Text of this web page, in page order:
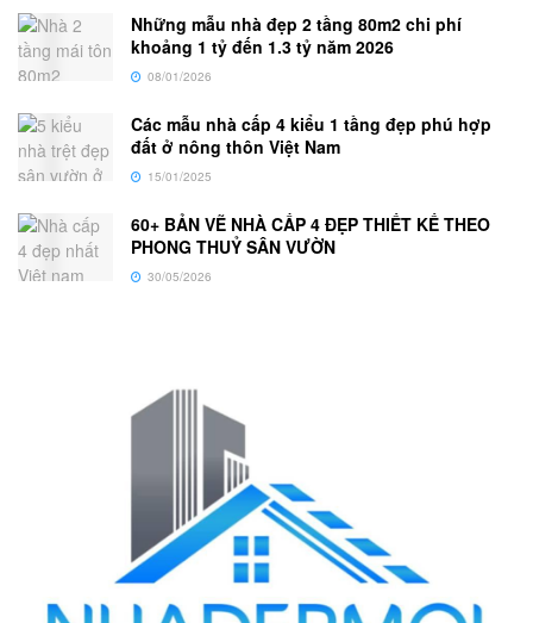
Những mẫu nhà đẹp 2 tầng 80m2 chi phí
khoảng 1 tỷ đến 1.3 tỷ năm 2026
08/01/2026
Các mẫu nhà cấp 4 kiểu 1 tầng đẹp phú hợp
đất ở nông thôn Việt Nam
15/01/2025
60+ BẢN VẼ NHÀ CẤP 4 ĐẸP THIẾT KẾ THEO
PHONG THUỶ SÂN VƯỜN
30/05/2026